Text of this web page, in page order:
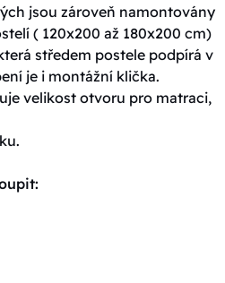
jsou zároveň namontovány
( 120x200 až 180x200 cm)
středem postele podpírá v
je i montážní klička.
velikost otvoru pro matraci,